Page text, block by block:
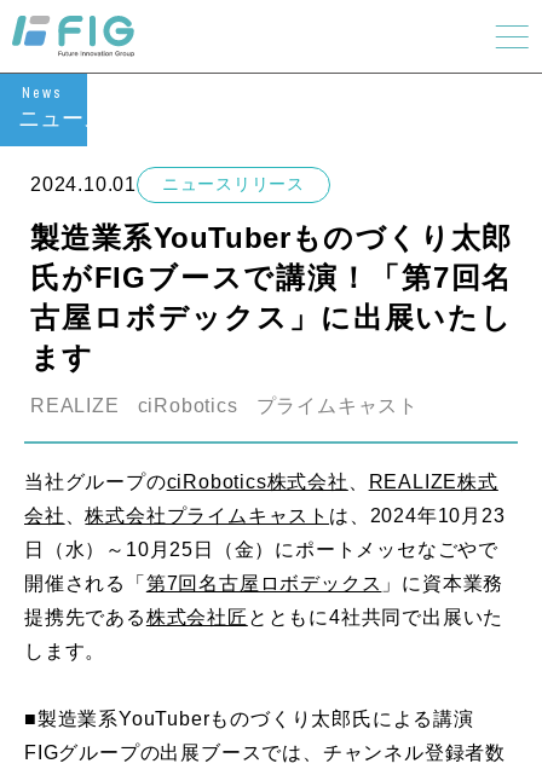
News
ニュース
2024.10.01 ニュースリリース
製造業系YouTuberものづくり太郎
氏がFIGブースで講演！「第7回名
古屋ロボデックス」に出展いたし
ます
REALIZE ciRobotics プライムキャスト
当社グループのciRobotics株式会社
REALIZE株式
会社 、株式会社プライムキャスト は、2024年10月23
日（水）～10月25日（金）にポートメッセなごやで
開催される「 第7回名古屋ロボデックス 」に資本業務
提携先である株式会社匠 とともに4社共同で出展いた
します。
■製造業系YouTuberものづくり太郎氏による講演
FIGグループの出展ブースでは、チャンネル登録者数